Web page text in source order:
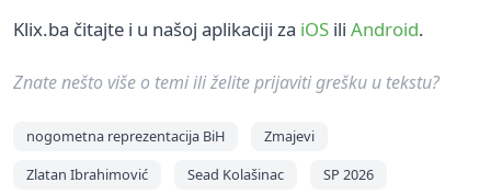
Klix.ba čitajte i u našoj aplikaciji za iOS ili Android.
Znate nešto više o temi ili želite prijaviti grešku u tekstu?
nogometna reprezentacija BiH
Zmajevi
Zlatan Ibrahimović
Sead Kolašinac SP 2026